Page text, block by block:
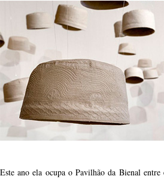
Este ano ela ocupa o Pavilhão da Bienal